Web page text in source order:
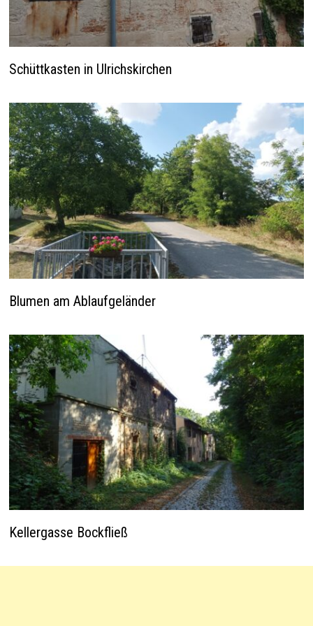
Schüttkasten in Ulrichskirchen
Blumen am Ablaufgeländer
Kellergasse Bockfließ